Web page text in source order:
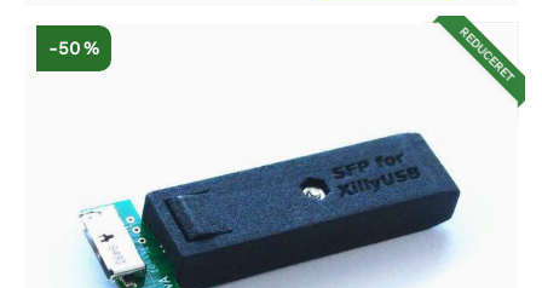
REDUCERET
-50 %